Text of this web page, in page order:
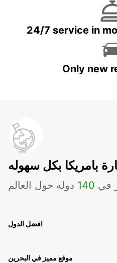
24/7 service in
Only new
بامريكا بكل سهوله
في 140 دوله حول العالم
افضل الدول
موقع مميز في البحرين